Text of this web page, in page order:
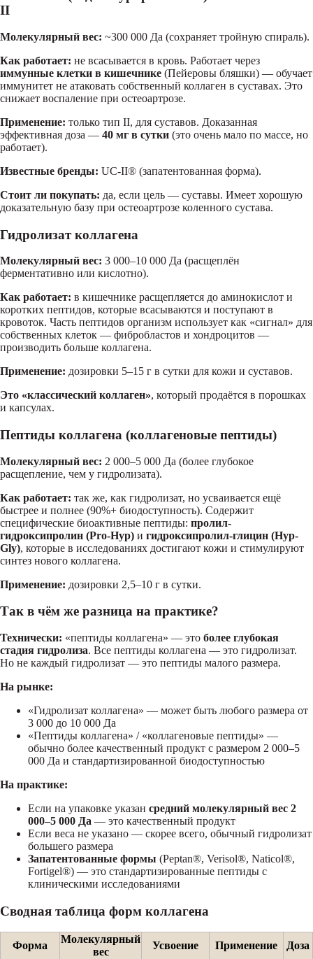
II
Молекулярный вес: ~300 000 Да (сохраняет тройную спираль).
Как работает: не всасывается в кровь. Работает через
иммунные клетки в кишечнике (Пейеровы бляшки) — обучает
иммунитет не атаковать собственный коллаген в суставах. Это
снижает воспаление при остеоартрозе.
Применение: только тип II, для суставов. Доказанная
эффективная доза — 40 мг в сутки (это очень мало по массе, но
работает).
Известные бренды: UC-II® (запатентованная форма).
Стоит ли покупать: да, если цель — суставы. Имеет хорошую
доказательную базу при остеоартрозе коленного сустава.
Гидролизат коллагена
Молекулярный вес: 3 000–10 000 Да (расщеплён
ферментативно или кислотно).
Как работает: в кишечнике расщепляется до аминокислот и
коротких пептидов, которые всасываются и поступают в
кровоток. Часть пептидов организм использует как «сигнал» для
собственных клеток — фибробластов и хондроцитов —
производить больше коллагена.
Применение: дозировки 5–15 г в сутки для кожи и суставов.
Это «классический коллаген», который продаётся в порошках
и капсулах.
Пептиды коллагена (коллагеновые пептиды)
Молекулярный вес: 2 000–5 000 Да (более глубокое
расщепление, чем у гидролизата).
Как работает: так же, как гидролизат, но усваивается ещё
быстрее и полнее (90%+ биодоступность). Содержит
специфические биоактивные пептиды: пролил-
гидроксипролин (Pro-Hyp) и гидроксипролил-глицин (Hyp-
Gly), которые в исследованиях достигают кожи и стимулируют
синтез нового коллагена.
Применение: дозировки 2,5–10 г в сутки.
Так в чём же разница на практике?
Технически: «пептиды коллагена» — это более глубокая
стадия гидролиза. Все пептиды коллагена — это гидролизат.
Но не каждый гидролизат — это пептиды малого размера.
На рынке:
«Гидролизат коллагена» — может быть любого размера от
3 000 до 10 000 Да
«Пептиды коллагена» / «коллагеновые пептиды» —
обычно более качественный продукт с размером 2 000–5
000 Да и стандартизированной биодоступностью
На практике:
Если на упаковке указан средний молекулярный вес 2
000–5 000 Да — это качественный продукт
Если веса не указано — скорее всего, обычный гидролизат
большего размера
Запатентованные формы (Peptan®, Verisol®, Naticol®,
Fortigel®) — это стандартизированные пептиды с
клиническими исследованиями
Сводная таблица форм коллагена
Форма
Молекулярный
вес
Усвоение Применение Доза